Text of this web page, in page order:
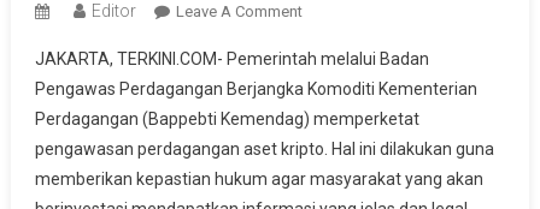
Editor Leave A CommentOn
Kemendag
Perketat
Pengawasan
Aset
Kripto
JAKARTA, TERKINI.COM- Pemerintah melalui Badan
Pengawas Perdagangan Berjangka Komoditi Kementerian
Perdagangan (Bappebti Kemendag) memperketat
pengawasan perdagangan aset kripto. Hal ini dilakukan guna
memberikan kepastian hukum agar masyarakat yang akan